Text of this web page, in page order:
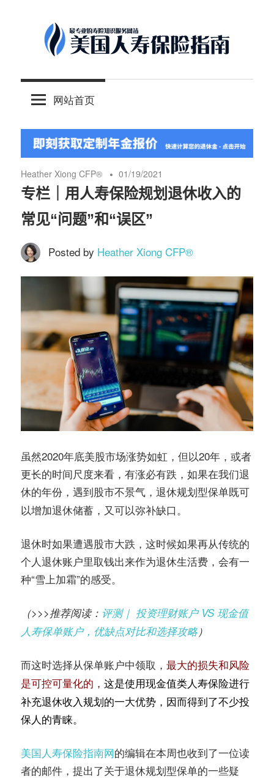
content
美
人
寿
保
险
指
南
©️
最
国
保
险
理
财
服
务
区
网站首页
Heather Xiong CFP®️ 01/19/2021
专栏｜用人寿保险规划退休收入的
常见“问题”和“误区”
Posted by Heather Xiong CFP®️
虽然2020年底美股市场涨势如虹，但以20年，或者
更长的时间尺度来看，有涨必有跌，如果在我们退
休的年份，遇到股市不景气， 退休规划型保单既可
以增加退休储蓄，又可以弥补缺口 。
退休时如果遭遇股市大跌，这时候如果再从传统的
个人退休账户里取钱出来作为退休生活费，会有一
种“雪上加霜”的感受。
（>>>推荐阅读： 评测｜ 投资理财账户 VS 现金值
人寿保单账户，优缺点对比和选择攻略）
而这时选择从保单账户中领取， 最大的损失和风险
是可控可量化的， 这是使用现金值类人寿保险进行
补充退休收入规划的一大优势，因而得到了不少投
保人的青睐。
美国人寿保险指南网的编辑在本周也收到了一位读
者的邮件，提出了关于退休规划型保单的一些疑